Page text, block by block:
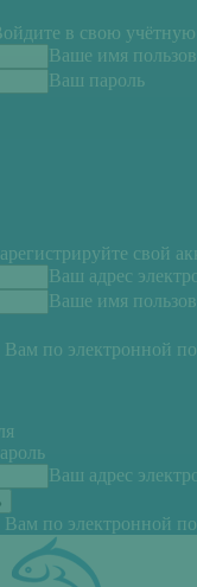
в свою учётную
Ваше имя
Ваш пароль
свой
Ваш адрес
Ваше имя
по электронной
Ваш адрес
по электронной